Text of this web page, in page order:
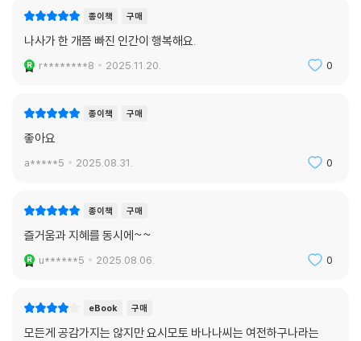
종이책 구매
나사가 한 개쯤 빠진 인간이 행복해요.
r********8 2025.11.20. 0
종이책 구매
좋아요
a*****5 2025.08.31. 0
종이책 구매
즐거움과 지혜를 동시에~~
u******5 2025.08.06. 0
eBook 구매
모든게 공감가지는 않지만 요시모토 바나나씨는 여전하구나라는